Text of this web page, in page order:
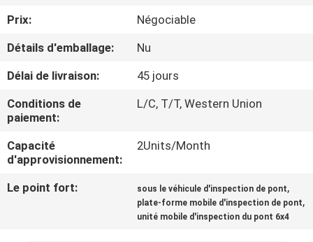
CONTRÔLE
DE
QUALITÉ
CONTACTEZ-
NOUS
Prix:
Négociable
Détails d'emballage:
Nu
Délai de livraison:
45 jours
Conditions de
paiement:
L/C, T/T, Western Union
Capacité
d'approvisionnement:
2Units/Month
Le point fort: sous le véhicule d'inspection de pont,
plate-forme mobile d'inspection de pont,
unité mobile d'inspection du pont 6x4